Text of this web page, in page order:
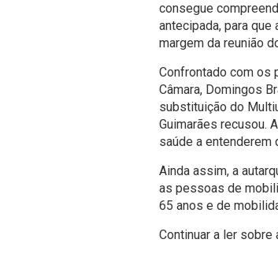
consegue
antecipada, para
margem da reunião
Confrontado com os
Câmara, Domingos
substituição do
Guimarães recusou.
saúde a
Ainda assim, a
as pessoas de
65 anos e de
Continuar a ler sobre